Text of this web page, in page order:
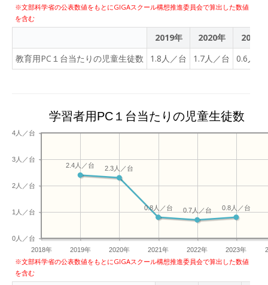
※文部科学省の公表数値をもとにGIGAスクール構想推進委員会で算出した数値
を含む
2019年 2020年
2021年
教育用PC１台当たりの児童生徒数
1.8人／台 1.7人／台 0.6人／
学習者用PC１台当たりの児童生徒数
2018年 2019年 2020年 2021年 2022年 2023年
0人／台
1人／台
2人／台
3人／台
4人／台
0.8人／台
0.7人／台
0.8人／台
2.3人／台
2.4人／台
※文部科学省の公表数値をもとにGIGAスクール構想推進委員会で算出した数値
を含む